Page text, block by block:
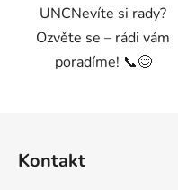
UNCNevíte si rady?
Ozvěte se – rádi vám
poradíme! 📞😊
Kontakt